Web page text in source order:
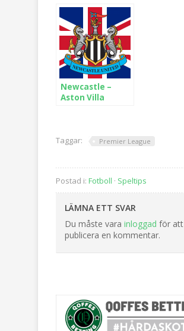
Newcastle –
Aston Villa
Taggar: Premier League
Postad i: Fotboll · Speltips
LÄMNA ETT SVAR
Du måste vara inloggad för att
publicera en kommentar.